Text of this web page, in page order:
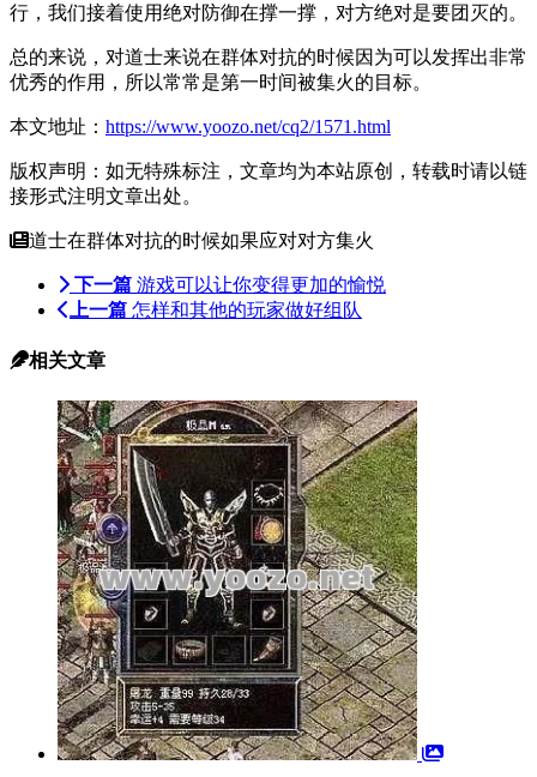
行，我们接着使用绝对防御在撑一撑，对方绝对是要团灭的。
总的来说，对道士来说在群体对抗的时候因为可以发挥出非常
优秀的作用，所以常常是第一时间被集火的目标。
本文地址： https://www.yoozo.net/cq2/1571.html
版权声明：如无特殊标注，文章均为本站原创，转载时请以链
接形式注明文章出处。
道士在群体对抗的时候如果应对对方集火
下一篇 游戏可以让你变得更加的愉悦
上一篇 怎样和其他的玩家做好组队
相关文章